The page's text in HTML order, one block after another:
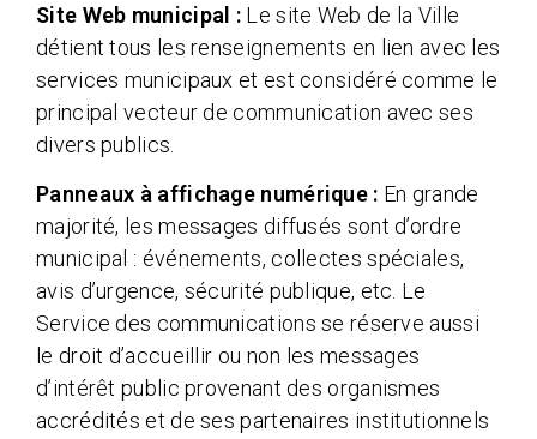
Site Web municipal : Le site Web de la Ville
détient tous les renseignements en lien avec les
services municipaux et est considéré comme le
principal vecteur de communication avec ses
divers publics.
Panneaux à affichage numérique : En grande
majorité, les messages diffusés sont d’ordre
municipal : événements, collectes spéciales,
avis d’urgence, sécurité publique, etc. Le
Service des communications se réserve aussi
le droit d’accueillir ou non les messages
d’intérêt public provenant des organismes
accrédités et de ses partenaires institutionnels